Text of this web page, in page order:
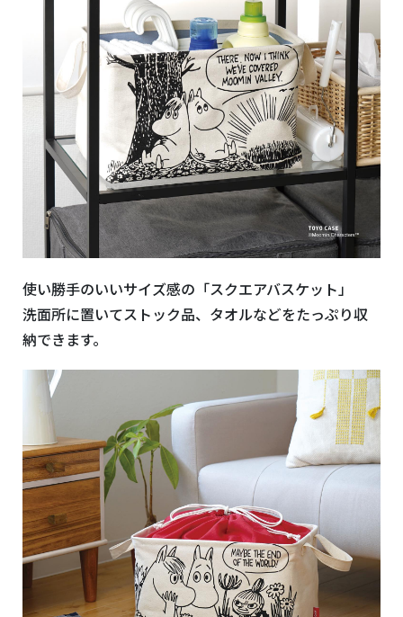
使い勝手のいいサイズ感の「スクエアバスケット」
洗面所に置いてストック品、タオルなどをたっぷり収
納できます。